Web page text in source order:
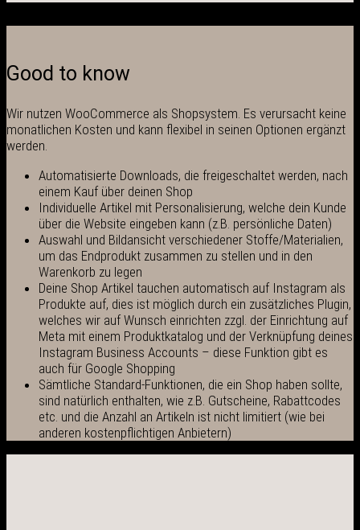
Good to know
Wir nutzen WooCommerce als Shopsystem. Es verursacht keine
monatlichen Kosten und kann flexibel in seinen Optionen ergänzt
werden.
Automatisierte Downloads, die freigeschaltet werden, nach
einem Kauf über deinen Shop
Individuelle Artikel mit Personalisierung, welche dein Kunde
über die Website eingeben kann (z.B. persönliche Daten)
Auswahl und Bildansicht verschiedener Stoffe/Materialien,
um das Endprodukt zusammen zu stellen und in den
Warenkorb zu legen
Deine Shop Artikel tauchen automatisch auf Instagram als
Produkte auf, dies ist möglich durch ein zusätzliches Plugin,
welches wir auf Wunsch einrichten zzgl. der Einrichtung auf
Meta mit einem Produktkatalog und der Verknüpfung deines
Instagram Business Accounts – diese Funktion gibt es
auch für Google Shopping
Sämtliche Standard-Funktionen, die ein Shop haben sollte,
sind natürlich enthalten, wie z.B. Gutscheine, Rabattcodes
etc. und die Anzahl an Artikeln ist nicht limitiert (wie bei
anderen kostenpflichtigen Anbietern)